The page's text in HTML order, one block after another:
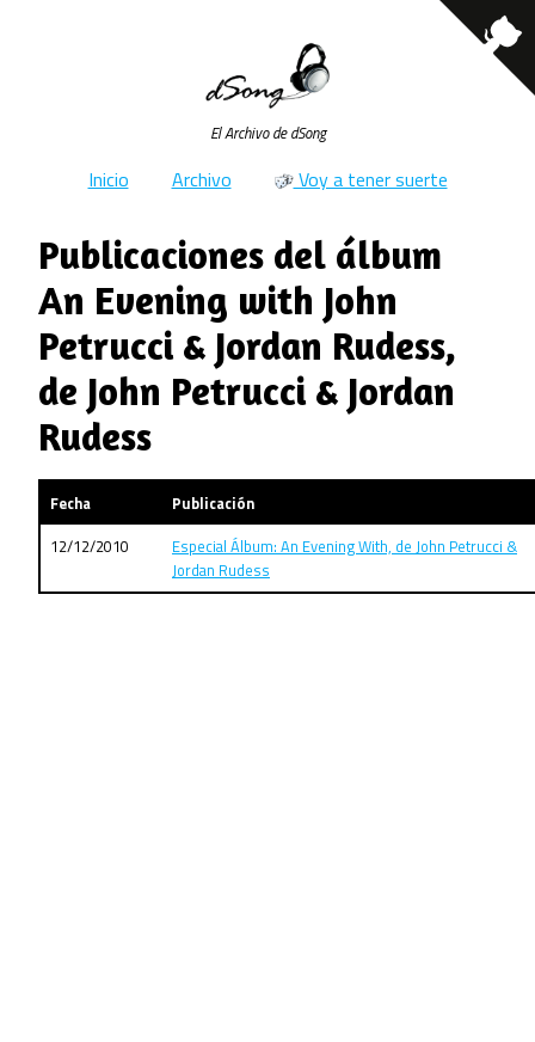
El Archivo de dSong
Inicio Archivo Voy a tener suerte
Publicaciones del álbum
An Evening with John
Petrucci & Jordan Rudess,
de John Petrucci & Jordan
Rudess
Fecha
Publicación
12/12/2010
Especial Álbum: An Evening With, de John Petrucci &
Jordan Rudess